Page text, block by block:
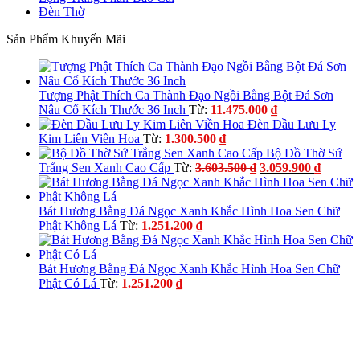
Đèn Thờ
Sản Phẩm Khuyến Mãi
Tượng Phật Thích Ca Thành Đạo Ngồi Bằng Bột Đá Sơn
Nâu Cổ Kích Thước 36 Inch Từ: 11.475.000 ₫
Đèn Dầu Lưu Ly
Kim Liên Viền Hoa Từ: 1.300.500 ₫
Bộ Đồ Thờ Sứ
Trắng Sen Xanh Cao Cấp Từ: 3.603.500₫ Giá
gốc
3.603.500 ₫.
3.059.900 ₫Giá
hiện
là:
Bát Hương Bằng Đá Ngọc Xanh Khắc Hình Hoa Sen Chữ
Phật Không Lá Từ: 1.251.200 ₫
Bát Hương Bằng Đá Ngọc Xanh Khắc Hình Hoa Sen Chữ
Phật Có Lá Từ: 1.251.200 ₫